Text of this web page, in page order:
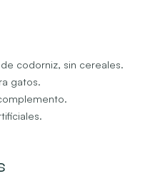
de codorniz, sin cereales.
gatos.